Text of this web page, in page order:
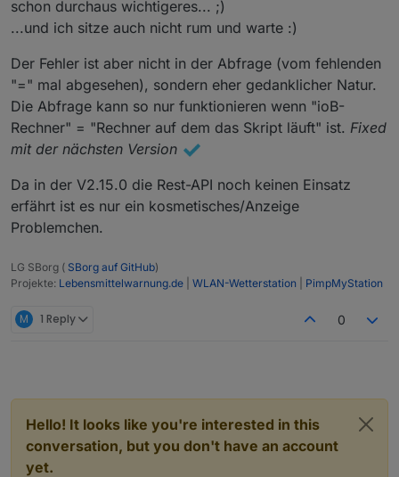
└────────────────────────┘
/dev/fd/62:
Zeile 63: influxd: Kommando nicht
Offizieller Support nur für Influx V1.x!
'bc' installiert: [✓]
'unzip' installiert: [✓]
'patch' installiert: [✓]
Dies
muss bei Bedarf per 'wetterstation.js' von
latzi@ioBroker:~$ systemctl status
wetterstation
● wetterstation.service - Service für ioBroker
martin@iobroker:~$ test=$(iob status rest-
Hier der zweite Block:
martin@iobroker:~$ test=$(iob status
martin@iobroker:~$ if [ "${test}" == " is
Und nun die elegante Lösung:
martin@iobroker:~$ if [[ $(iob status
API läuft
Die Befehle habe ich alle auf dem Master gestartet,
wo auch die Rest.api läuft.
schon durchaus wichtigeres... ;)
...und ich sitze auch nicht rum und warte :)
Der Fehler ist aber nicht in der Abfrage (vom fehlenden
"=" mal abgesehen), sondern eher gedanklicher Natur.
Die Abfrage kann so nur funktionieren wenn "ioB-
Rechner" = "Rechner auf dem das Skript läuft" ist. Fixed
mit der nächsten Version
Da in der V2.15.0 die Rest-API noch keinen Einsatz
erfährt ist es nur ein kosmetisches/Anzeige
Problemchen.
LG SBorg ( SBorg auf GitHub)
Projekte: Lebensmittelwarnung.de WLAN-Wetterstation PimpMyStation
M 1 Reply 0
Hello! It looks like you're interested in this
conversation, but you don't have an account
yet.